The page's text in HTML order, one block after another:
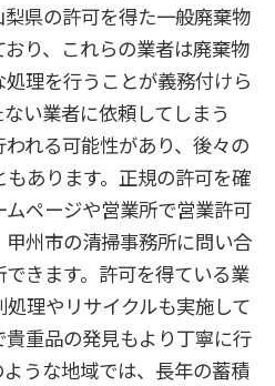
県の許可を得た一般廃棄物
り、これらの業者は廃棄物
理を行うことが義務付けら
い業者に依頼してしまう
れる可能性があり、後々の
もあります。正規の許可を確
ページや営業所で営業許可
州市の清掃事務所に問い合
きます。許可を得ている業
理やリサイクルも実施して
重品の発見もより丁寧に行
うな地域では、長年の蓄積